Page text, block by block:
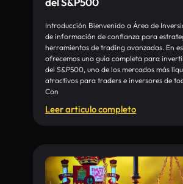
Introducción Bienvenido a Área de
de información de confianza para
herramientas de trading avanzadas. En
ofrecemos una guía completa para
del S&P500, uno de los mercados más
atractivos para traders e inversores de
Con
Leer articulo completo